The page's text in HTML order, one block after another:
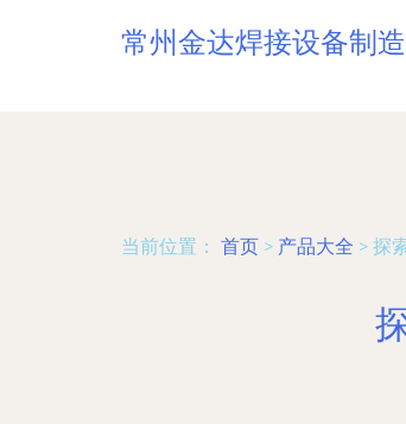
常州金达焊接设备制
当前位置： 首页 > 产品大全 > 探